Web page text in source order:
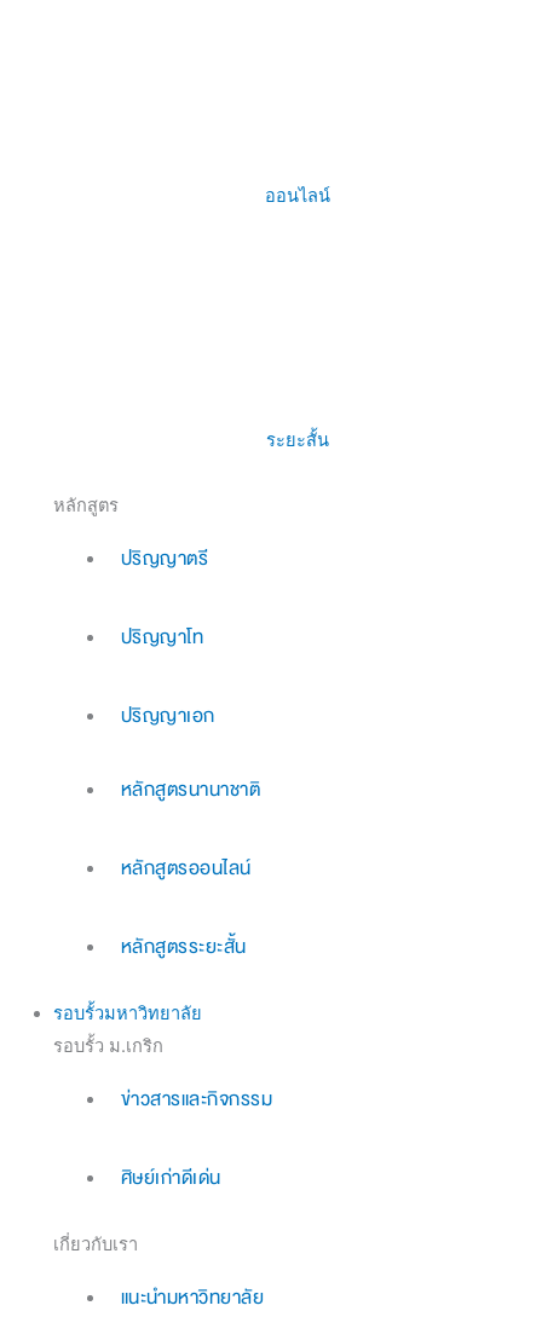
ออนไลน์
ระยะสั้น
หลักสูตร
ปริญญาตรี
ปริญญาโท
ปริญญาเอก
หลักสูตรนานาชาติ
หลักสูตรออนไลน์
หลักสูตรระยะสั้น
รอบรั้วมหาวิทยาลัย
รอบรั้ว ม.เกริก
ข่าวสารและกิจกรรม
ศิษย์เก่าดีเด่น
เกี่ยวกับเรา
แนะนำมหาวิทยาลัย